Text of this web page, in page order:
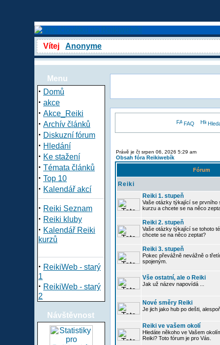
Vítej Anonyme
Menu
· Domů
· akce
· Akce_Reiki
· Archív článků
· Diskuzní fórum
· Hledání
· Ke stažení
· Témata článků
· Top 10
· Kalendář akcí
· Reiki Seznam
· Reiki kluby
· Kalendář Reiki
kurzů
· ReikiWeb - starý
1
· ReikiWeb - starý
2
Návštěvnost
FAQ
Právě je čt srpen 06, 2026 5:29 am
Obsah fóra Reikiwebík
Fórum
Reiki
Reiki 1. stupeň
Vaše otázky týkající se prvního
kurzu a chcete se na něco
Reiki 2. stupeň
Vaše otázky týkající se tohoto
chcete se na něco zeptat?
Reiki 3. stupeň
Pokec převážně nevážně o
spojeným.
Vše ostatní, ale o Reiki
Jak už název napovídá ...
Nové směry Reiki
Je jich jako hub po dešti,
Reiki ve vašem okolí
Hledáte někoho ve Vašem
Reiki? Toto fórum je pro Vás.